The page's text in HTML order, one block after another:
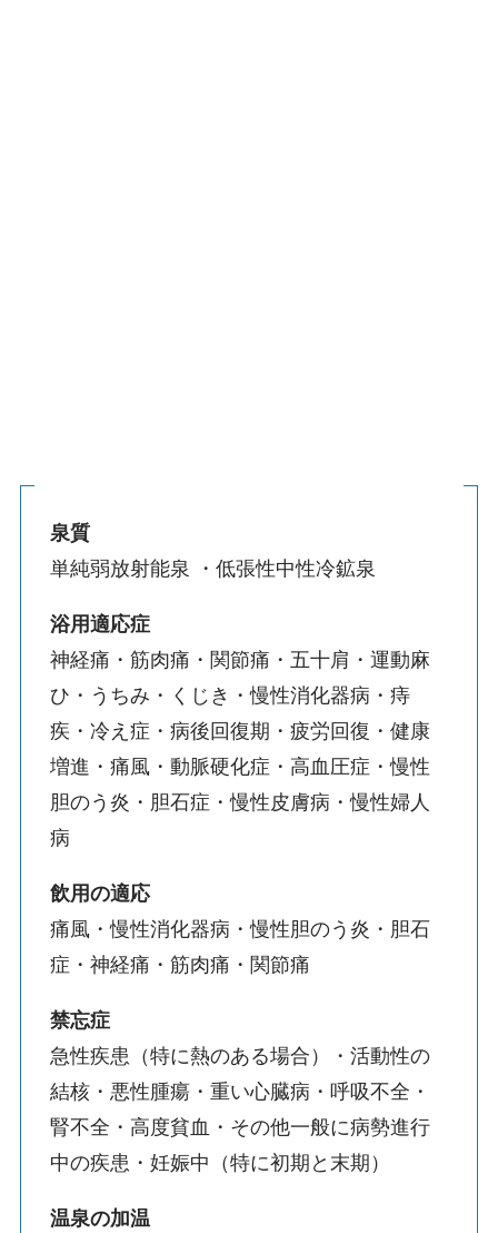
泉質
単純弱放射能泉 ・低張性中性冷鉱泉
浴用適応症
神経痛・筋肉痛・関節痛・五十肩・運動麻
ひ・うちみ・くじき・慢性消化器病・痔
疾・冷え症・病後回復期・疲労回復・健康
増進・痛風・動脈硬化症・高血圧症・慢性
胆のう炎・胆石症・慢性皮膚病・慢性婦人
病
飲用の適応
痛風・慢性消化器病・慢性胆のう炎・胆石
症・神経痛・筋肉痛・関節痛
禁忘症
急性疾患（特に熱のある場合）・活動性の
結核・悪性腫瘍・重い心臓病・呼吸不全・
腎不全・高度貧血・その他一般に病勢進行
中の疾患・妊娠中（特に初期と末期）
温泉の加温